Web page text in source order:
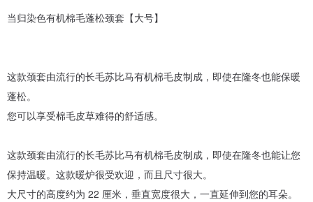
当归染色有机棉毛蓬松颈套【大号】
这款颈套由流行的长毛苏比马有机棉毛皮制成，即使在隆冬也能保暖
蓬松。
您可以享受棉毛皮草难得的舒适感。
这款颈套由流行的长毛苏比马有机棉毛皮制成，即使在隆冬也能让您
保持温暖。这款暖炉很受欢迎，而且尺寸很大。
大尺寸的高度约为 22 厘米，垂直宽度很大，一直延伸到您的耳朵。